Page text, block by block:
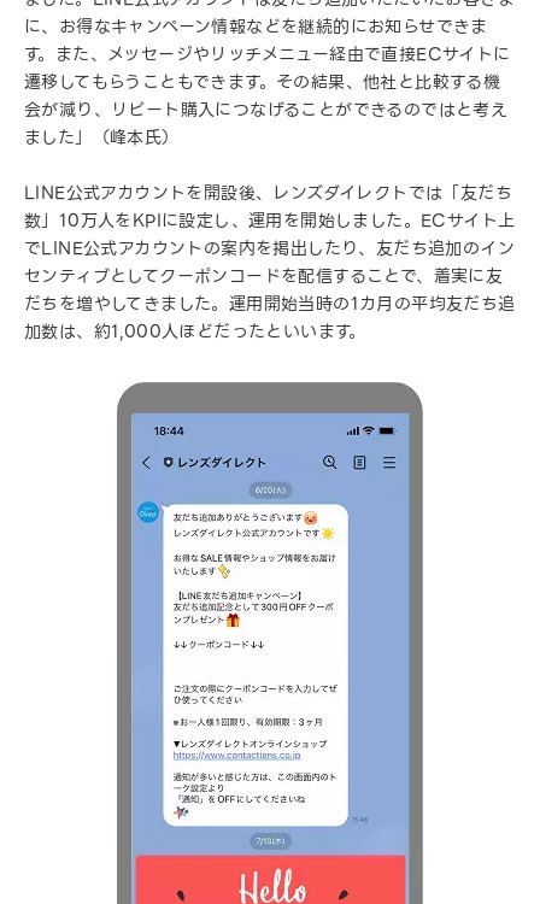
に、お得なキャンペーン情報などを継続的にお知らせできま
す。また、メッセージやリッチメニュー経由で直接ECサイトに
遷移してもらうこともできます。その結果、他社と比較する機
会が減り、リピート購入につなげることができるのではと考え
ました」（峰本氏）
LINE公式アカウントを開設後、レンズダイレクトでは「友だち
数」10万人をKPIに設定し、運用を開始しました。ECサイト上
でLINE公式アカウントの案内を掲出したり、友だち追加のイン
センティブとしてクーポンコードを配信することで、着実に友
だちを増やしてきました。運用開始当時の1カ月の平均友だち追
加数は、約1,000人ほどだったといいます。